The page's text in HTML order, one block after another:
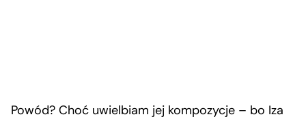
Powód? Choć uwielbiam jej kompozycje – bo Iza